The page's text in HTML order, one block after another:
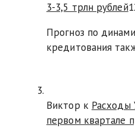
3-3,5 трлн рублей
Прогноз по
кредитования
Виктор к Расходы
первом квартале